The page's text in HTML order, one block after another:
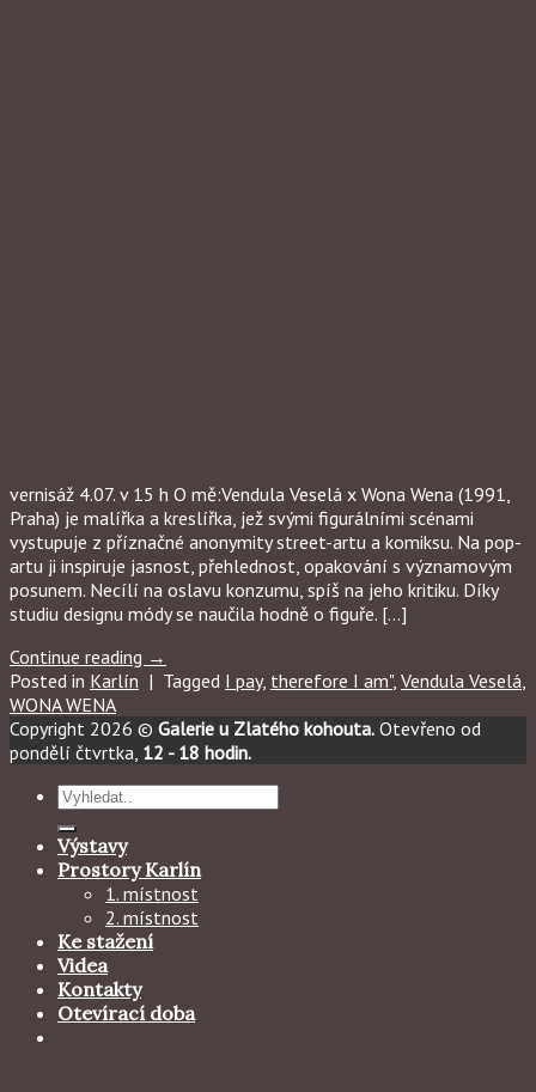
vernisáž 4.07. v 15 h O mě:Vendula Veselá x Wona Wena (1991,
Praha) je malířka a kreslířka, jež svými figurálními scénami
vystupuje z příznačné anonymity street-artu a komiksu. Na pop-
artu ji inspiruje jasnost, přehlednost, opakování s významovým
posunem. Necílí na oslavu konzumu, spíš na jeho kritiku. Díky
studiu designu módy se naučila hodně o figuře. […]
Continue reading →
Posted in Karlín | Tagged I pay, therefore I am", Vendula Veselá
WONA WENA
Copyright 2026 © Galerie u Zlatého kohouta. Otevřeno od
pondělí čtvrtka, 12 - 18 hodin.
Hledat:
Výstavy
Prostory Karlín
1. místnost
2. místnost
Ke stažení
Videa
Kontakty
Otevírací doba